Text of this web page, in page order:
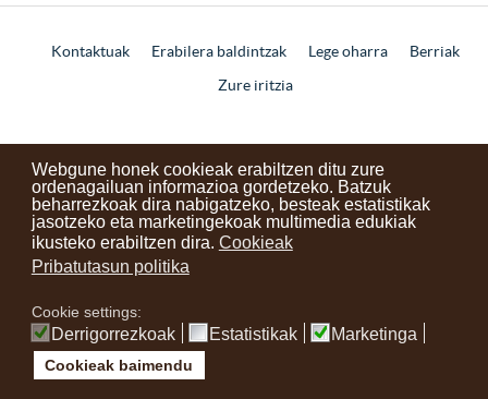
Webgune honek cookieak erabiltzen ditu zure
ordenagailuan informazioa gordetzeko. Batzuk
beharrezkoak dira nabigatzeko, besteak estatistikak
jasotzeko eta marketingekoak multimedia edukiak
ikusteko erabiltzen dira. Cookieak
Pribatutasun politika
Cookie settings:
Derrigorrezkoak Estatistikak Marketinga
Cookieak baimendu
Kontaktuak Erabilera baldintzak Lege oharra
Berriak
Zure iritzia